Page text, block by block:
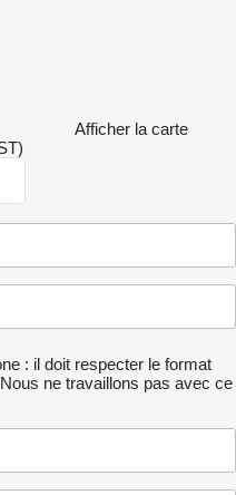
Afficher la carte
: il doit respecter le format
Nous ne travaillons pas avec ce